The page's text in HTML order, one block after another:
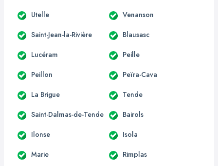
Utelle Venanson
Saint-Jean-la-Rivière Blausasc
Lucéram Peille
Peillon Peïra-Cava
La Brigue Tende
Saint-Dalmas-de-Tende Bairols
Ilonse Isola
Marie Rimplas